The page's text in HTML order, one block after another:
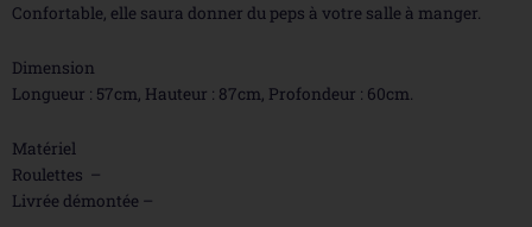
Confortable, elle saura donner du peps à votre salle à manger.
Dimension
Longueur : 57cm, Hauteur : 87cm, Profondeur : 60cm.
Matériel
Roulettes –
Livrée démontée –